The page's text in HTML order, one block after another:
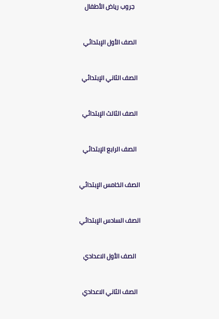
جروب رياض الأطفال
الصف الأول الإبتدائي
الصف الثاني الإبتدائي
الصف الثالث الإبتدائي
الصف الرابع الإبتدائي
الصف الخامس الإبتدائي
الصف السادس الإبتدائي
الصف الأول الاعدادي
الصف الثاني الاعدادي